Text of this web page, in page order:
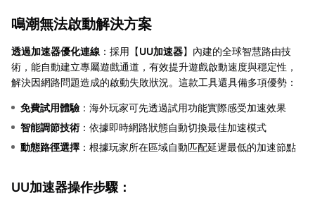
鳴潮無法啟動解決方案
透過加速器優化連線 ：採用【UU加速器】內建的全球智慧路由技
術，能自動建立專屬遊戲通道，有效提升遊戲啟動速度與穩定性，
解決因網路問題造成的啟動失敗狀況。這款工具還具備多項優勢：
免費試用體驗 ：海外玩家可先透過試用功能實際感受加速效果
智能調節技術 ：依據即時網路狀態自動切換最佳加速模式
動態路徑選擇 ：根據玩家所在區域自動匹配延遲最低的加速節點
UU加速器操作步驟 ：